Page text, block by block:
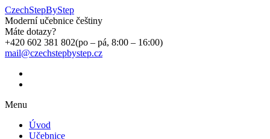
CzechStepByStep
Moderní učebnice češtiny
Máte dotazy?
+420 602 381 802(po – pá, 8:00 – 16:00)
mail@czechstepbystep.cz
Menu
Úvod
Učebnice